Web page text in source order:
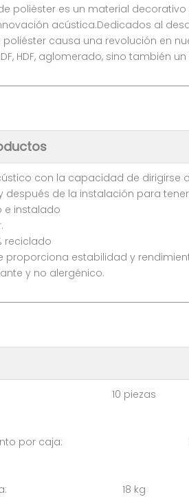
poliéster es un material
acústica.Dedicados al
causa una revolución en
HDF, aglomerado, sino también
con la capacidad de dirigirse
después de la instalación para
e instalado
reciclado
proporciona estabilidad y
y no alergénico.
caja: 10 piezas
por caja:
por caja: 18 kg